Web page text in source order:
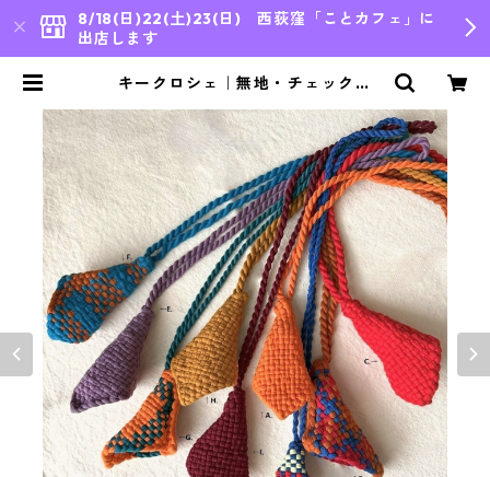
8/18(日)22(土)23(日) 西荻窪「ことカフェ」に
出店します
キークロシェ｜無地・チェック｜